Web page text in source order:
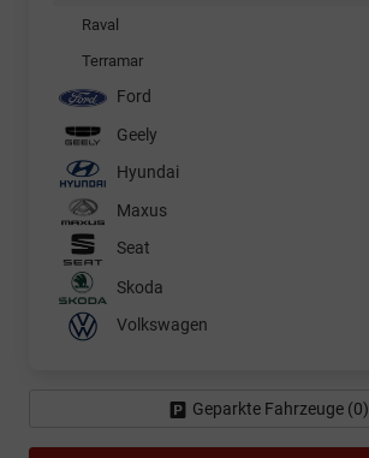
Raval
Terramar
Ford
Geely
Hyundai
Maxus
Seat
Skoda
Volkswagen
Geparkte Fahrzeuge (0)